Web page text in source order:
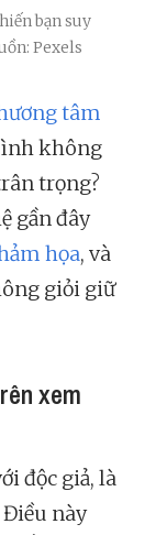
bạn suy
Pexels
tâm
không
trọng?
gần đây
họa, và
giỏi giữ
xem
độc giả, là
này